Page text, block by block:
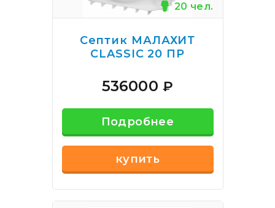
20 чел.
Септик МАЛАХИТ
CLASSIC 20 ПР
536000₽
Подробнее
купить